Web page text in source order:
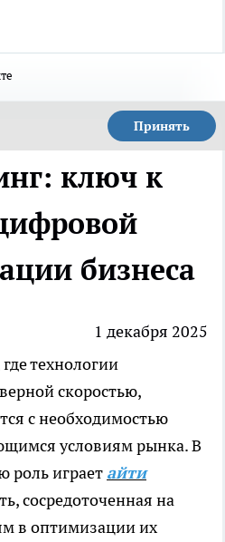
Принять
ключ к
бизнеса
1 декабря 2025
технологии
скоростью,
с необходимостью
условиям рынка. В
роль играет айти
сосредоточенная на
в оптимизации их